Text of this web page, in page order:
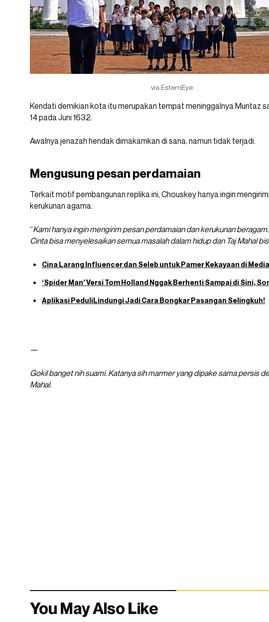
via EsternEye
Kendati demikian kota itu merupakan tempat meninggalnya Muntaz
14 pada Juni 1632.
Awalnya jenazah hendak dimakamkan di sana, namun tidak terjadi.
Mengusung pesan perdamaian
Terkait motif pembangunan replika ini, Chouskey hanya ingin
kerukunan agama.
“Kami hanya ingin mengirim pesan perdamaian dan kerukunan
Cinta bisa menyelesaikan semua masalah dalam hidup dan Taj Mahal
Cina Larang Influencer dan Seleb untuk Pamer Kekayaan di
‘Spider Man’ Versi Tom Holland Nggak Berhenti Sampai di Sini,
Aplikasi PeduliLindungi Jadi Cara Bongkar Pasangan Selingkuh!
—
Gokil banget nih suami. Katanya sih marmer yang dipake sama persis
Mahal.
You May Also Like